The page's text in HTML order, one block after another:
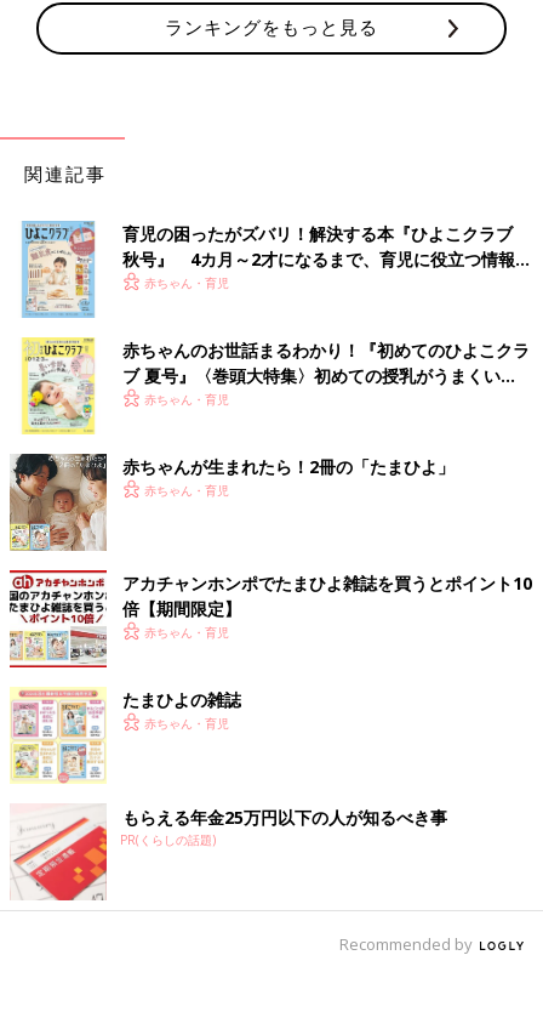
ランキングをもっと見る
関連記事
育児の困ったがズバリ！解決する本『ひよこクラブ
秋号』 4カ月～2才になるまで、育児に役立つ情報が
いっぱい！
赤ちゃん・育児
赤ちゃんのお世話まるわかり！『初めてのひよこクラ
ブ 夏号』〈巻頭大特集〉初めての授乳がうまくい
く！ おっぱい・ミルクの基本と夏のトラブル 解決テ
赤ちゃん・育児
赤ちゃんが生まれたら！2冊の「たまひよ」
赤ちゃん・育児
アカチャンホンポでたまひよ雑誌を買うとポイント10
倍【期間限定】
赤ちゃん・育児
たまひよの雑誌
赤ちゃん・育児
もらえる年金25万円以下の人が知るべき事
PR(くらしの話題)
Recommended by